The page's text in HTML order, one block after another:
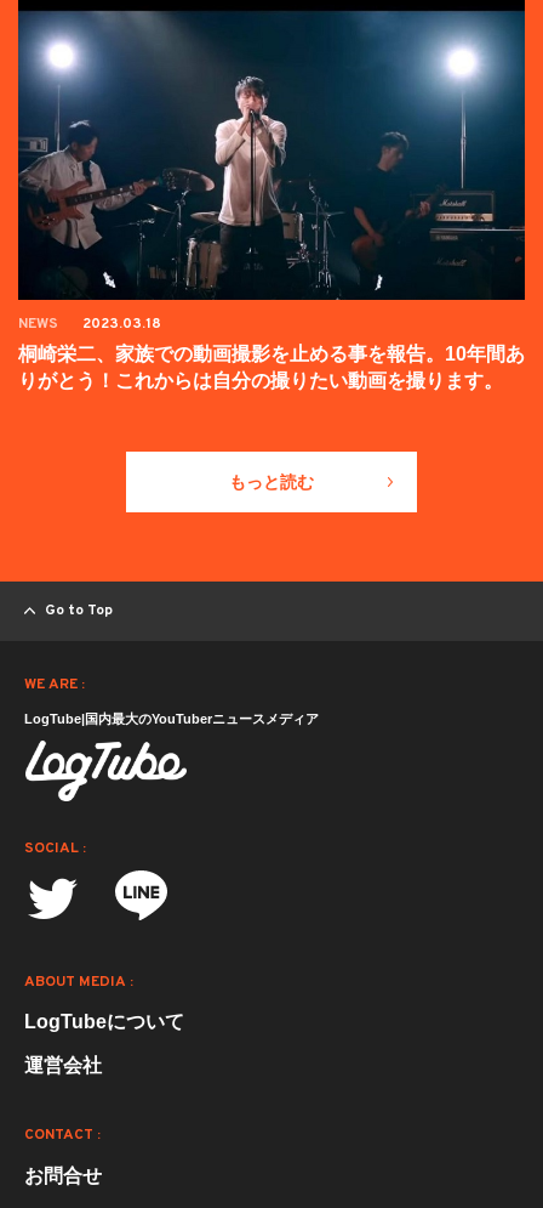
NEWS 2023.03.18
桐崎栄二、家族での動画撮影を止める事を報告。10年間あ
りがとう！これからは自分の撮りたい動画を撮ります。
もっと読む
Go to Top
WE ARE :
LogTube|国内最大のYouTuberニュースメディア
SOCIAL :
ABOUT MEDIA :
LogTubeについて
運営会社
CONTACT :
お問合せ